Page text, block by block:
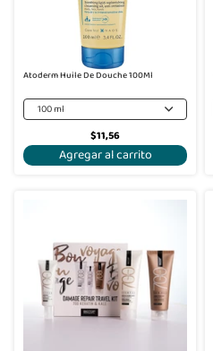
Atoderm Huile De Douche 100Ml
100 ml
$11,56
Agregar al carrito